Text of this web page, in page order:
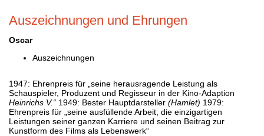
Auszeichnungen und Ehrungen
Oscar
Auszeichnungen
1947: Ehrenpreis für „seine herausragende Leistung als
Schauspieler, Produzent und Regisseur in der Kino-Adaption
Heinrichs V.“ 1949: Bester Hauptdarsteller (Hamlet) 1979:
Ehrenpreis für „seine ausfüllende Arbeit, die einzigartigen
Leistungen seiner ganzen Karriere und seinen Beitrag zur
Kunstform des Films als Lebenswerk“